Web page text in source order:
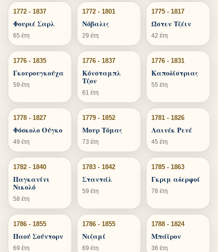
1772 - 1837
Φουριέ Σαρλ
65 έτη
1772 - 1801
Νόβαλις
29 έτη
1775 - 1817
Ώστεν Τζέιν
42 έτη
1776 - 1835
Γκουρουγκούχα
59 έτη
1776 - 1837
Κόνσταμπλ
Τζον
61 έτη
1776 - 1831
Καποδίστριας
55 έτη
1778 - 1827
Φόσκολο Ούγκο
49 έτη
1779 - 1852
Μουρ Τόμας
73 έτη
1781 - 1826
Λαινέκ Ρενέ
45 έτη
1782 - 1840
Παγκανίνι
Νικολό
58 έτη
1783 - 1842
Σταντάλ
59 έτη
1785 - 1863
Γκριμ αδερφοί
78 έτη
1786 - 1855
Παού Σούντορν
69 έτη
1786 - 1855
Νιζαμί
69 έτη
1788 - 1824
Μπάϊρον
36 έτη